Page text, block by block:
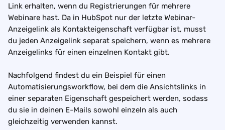
Link erhalten, wenn du Registrierungen für mehrere
Webinare hast. Da in HubSpot nur der letzte Webinar-
Anzeigelink als Kontakteigenschaft verfügbar ist, musst
du jeden Anzeigelink separat speichern, wenn es mehrere
Anzeigelinks für einen einzelnen Kontakt gibt.
Nachfolgend findest du ein Beispiel für einen
Automatisierungsworkflow, bei dem die Ansichtslinks in
einer separaten Eigenschaft gespeichert werden, sodass
du sie in deinen E-Mails sowohl einzeln als auch
gleichzeitig verwenden kannst.